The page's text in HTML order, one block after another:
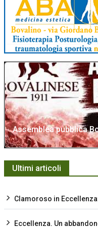
Assemblea pubblica
Ultimi articoli
Clamoroso in
Eccellenza. Un